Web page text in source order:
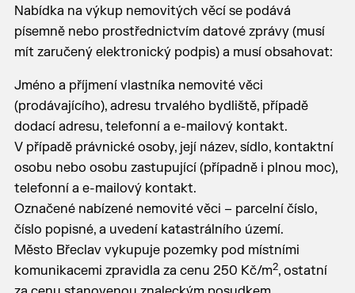
Nabídka na výkup nemovitých věcí se podává
písemně nebo prostřednictvím datové zprávy (musí
mít zaručený elektronický podpis) a musí obsahovat:
Jméno a příjmení vlastníka nemovité věci
(prodávajícího), adresu trvalého bydliště, případě
dodací adresu, telefonní a e-mailový kontakt.
V případě právnické osoby, její název, sídlo, kontaktní
osobu nebo osobu zastupující (případně i plnou moc),
telefonní a e-mailový kontakt.
Označené nabízené nemovité věci – parcelní číslo,
číslo popisné, a uvedení katastrálního území.
Město Břeclav vykupuje pozemky pod místními
komunikacemi zpravidla za cenu 250 Kč/m2, ostatní